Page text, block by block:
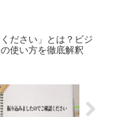
ださい」とは？ビジ
使い方を徹底解釈